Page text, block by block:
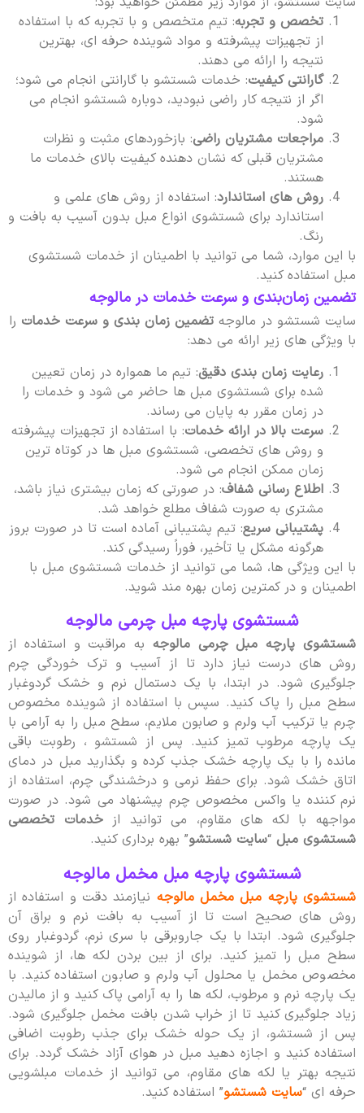
تخصص و تجربه: تیم متخصص و با تجربه که با استفاده
از تجهیزات پیشرفته و مواد شوینده حرفه ای، بهترین
نتیجه را ارائه می دهند.
گارانتی کیفیت: خدمات شستشو با گارانتی انجام می شود؛
اگر از نتیجه کار راضی نبودید، دوباره شستشو انجام می
شود.
مراجعات مشتریان راضی: بازخوردهای مثبت و نظرات
مشتریان قبلی که نشان دهنده کیفیت بالای خدمات ما
هستند.
روش های استاندارد: استفاده از روش های علمی و
استاندارد برای شستشوی انواع مبل بدون آسیب به بافت و
رنگ.
با این موارد، شما می توانید با اطمینان از خدمات شستشوی
مبل استفاده کنید.
تضمین زمان‌بندی و سرعت خدمات در مالوجه
سایت شستشو در مالوجه تضمین زمان بندی و سرعت خدماترا
با ویژگی های زیر ارائه می دهد:
رعایت زمان بندی دقیق: تیم ما همواره در زمان تعیین
شده برای شستشوی مبل ها حاضر می شود و خدمات را
در زمان مقرر به پایان می رساند.
سرعت بالا در ارائه خدمات: با استفاده از تجهیزات پیشرفته
و روش های تخصصی، شستشوی مبل ها در کوتاه ترین
زمان ممکن انجام می شود.
اطلاع رسانی شفاف: در صورتی که زمان بیشتری نیاز باشد،
مشتری به صورت شفاف مطلع خواهد شد.
پشتیبانی سریع: تیم پشتیبانی آماده است تا در صورت بروز
هرگونه مشکل یا تأخیر، فوراً رسیدگی کند.
با این ویژگی ها، شما می توانید از خدمات شستشوی مبل با
اطمینان و در کمترین زمان بهره مند شوید.
شستشوی پارچه مبل چرمی مالوجه
شستشوی پارچه مبل چرمی مالوجه به مراقبت و استفاده از
روش های درست نیاز دارد تا از آسیب و ترک خوردگی چرم
جلوگیری شود. در ابتدا، با یک دستمال نرم و خشک گردوغبار
سطح مبل را پاک کنید. سپس با استفاده از شوینده مخصوص
چرم یا ترکیب آب ولرم و صابون ملایم، سطح مبل را به آرامی با
یک پارچه مرطوب تمیز کنید. پس از شستشو ، رطوبت باقی
مانده را با یک پارچه خشک جذب کرده و بگذارید مبل در دمای
اتاق خشک شود. برای حفظ نرمی و درخشندگی چرم، استفاده از
نرم کننده یا واکس مخصوص چرم پیشنهاد می شود. در صورت
مواجهه با لکه های مقاوم، می توانید از خدمات تخصصی
شستشوی مبل سایت شستشو” بهره برداری کنید.
شستشوی پارچه مبل مخمل مالوجه
شستشوی پارچه مبل مخمل مالوجهنیازمند دقت و استفاده از
روش های صحیح است تا از آسیب به بافت نرم و براق آن
جلوگیری شود. ابتدا با یک جاروبرقی با سری نرم، گردوغبار روی
سطح مبل را تمیز کنید. برای از بین بردن لکه ها، از شوینده
مخصوص مخمل یا محلول آب ولرم و صابون استفاده کنید. با
یک پارچه نرم و مرطوب، لکه ها را به آرامی پاک کنید و از مالیدن
زیاد جلوگیری کنید تا از خراب شدن بافت مخمل جلوگیری شود.
پس از شستشو، از یک حوله خشک برای جذب رطوبت اضافی
استفاده کنید و اجازه دهید مبل در هوای آزاد خشک گردد. برای
نتیجه بهتر یا لکه های مقاوم، می توانید از خدمات مبلشویی
حرفه ای “ سایت شستشو” استفاده کنید.